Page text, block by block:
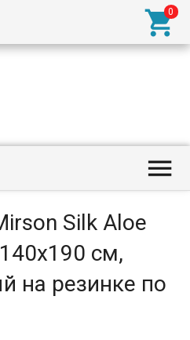


Silk Aloe
см,
на резинке по